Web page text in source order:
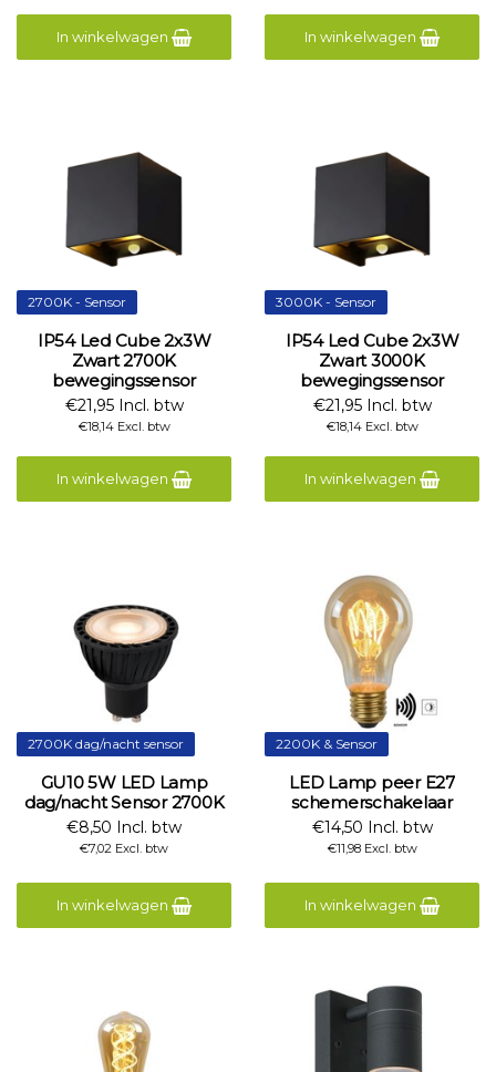
In winkelwagen In winkelwagen
2700K - Sensor
IP54 Led Cube 2x3W
Zwart 2700K
bewegingssensor
€21,95 Incl. btw
€18,14 Excl. btw
In winkelwagen
3000K - Sensor
IP54 Led Cube 2x3W
Zwart 3000K
bewegingssensor
€21,95 Incl. btw
€18,14 Excl. btw
In winkelwagen
2700K dag/nacht sensor
GU10 5W LED Lamp
dag/nacht Sensor 2700K
€8,50 Incl. btw
€7,02 Excl. btw
In winkelwagen
2200K & Sensor
LED Lamp peer E27
schemerschakelaar
€14,50 Incl. btw
€11,98 Excl. btw
In winkelwagen